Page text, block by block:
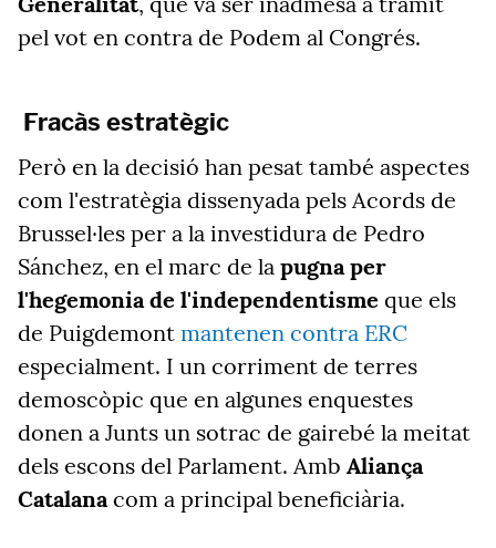
pel vot en contra de Podem al Congrés.
Fracàs estratègic
Però en la decisió han pesat també aspectes
com l'estratègia dissenyada pels Acords de
Brussel·les per a la investidura de Pedro
Sánchez, en el marc de la pugna per
l'hegemonia de l'independentisme que els
de Puigdemont mantenen contra ERC
especialment. I un corriment de terres
demoscòpic que en algunes enquestes
donen a Junts un sotrac de gairebé la meitat
dels escons del Parlament. Amb Aliança
Catalanacom a principal beneficiària.